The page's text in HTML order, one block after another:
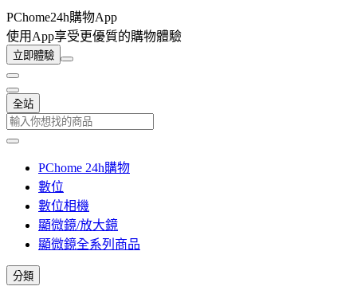
PChome24h購物App
使用App享受更優質的購物體驗
立即體驗
全站
PChome 24h購物
數位
數位相機
顯微鏡/放大鏡
顯微鏡全系列商品
分類